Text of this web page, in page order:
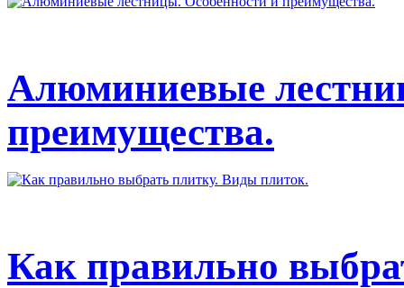
Алюминиевые
преимущества.
Как правильно